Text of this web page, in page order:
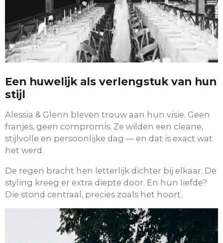
Een huwelijk als verlengstuk van hun
stijl
Alessia & Glenn bleven trouw aan hun visie. Geen
franjes, geen compromis. Ze wilden een cleane,
stijlvolle en persoonlijke dag — en dat is exact wat
het werd.
De regen bracht hen letterlijk dichter bij elkaar. De
styling kreeg er extra diepte door. En hun liefde?
Die stond centraal, precies zoals het hoort.